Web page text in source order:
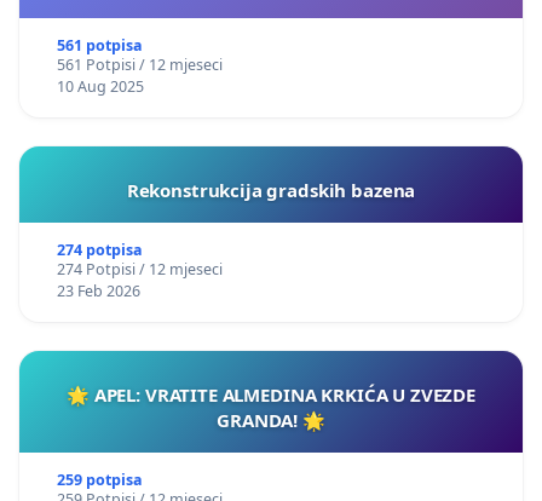
561 potpisa
561 Potpisi / 12 mjeseci
10 Aug 2025
Rekonstrukcija gradskih bazena
274 potpisa
274 Potpisi / 12 mjeseci
23 Feb 2026
🌟 APEL: VRATITE ALMEDINA KRKIĆA U ZVEZDE
GRANDA! 🌟
259 potpisa